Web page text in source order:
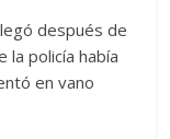
después de
la policía había
en vano